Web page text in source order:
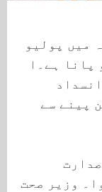
میں پولیو
پانا ہے۔ا
پینے سے
وزیر صحت